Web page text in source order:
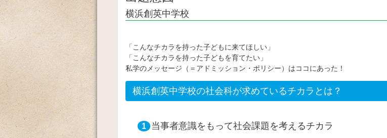
横浜創英中学校
「こんなチカラを持った子どもに来てほしい」
「こんなチカラを持った子どもを育てたい」
私学のメッセージ（＝アドミッション・ポリシー）はココにあった！
横浜創英中学校の社会科が求めているチカラとは？
1 当事者意識をもって社会課題を考えるチカラ